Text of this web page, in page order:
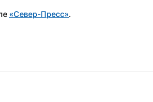
«Север-Пресс».